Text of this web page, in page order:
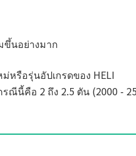
ขึ้นอย่างมาก
หรือรุ่นอัปเกรดของ HELI
ณีนี้คือ 2 ถึง 2.5 ตัน (2000 -